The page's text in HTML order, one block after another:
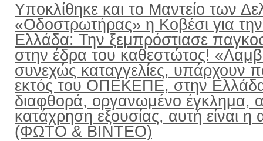
Υποκλίθηκε και το Μαντείο των
«Οδοστρωτήρας» η Κοβέσι για
Ελλάδα: Την ξεμπρόστιασε
στην έδρα του καθεστώτος!
συνεχώς καταγγελίες, υπάρχουν
εκτός του ΟΠΕΚΕΠΕ, στην
διαφθορά, οργανωμένο έγκλημα,
κατάχρηση εξουσίας, αυτή είναι η
(ΦΩΤΟ & ΒΙΝΤΕΟ)